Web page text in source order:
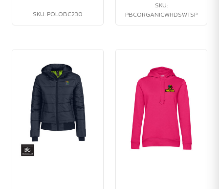
SKU: POLOBC230
SKU:
PBCORGANICWHDSWTSP